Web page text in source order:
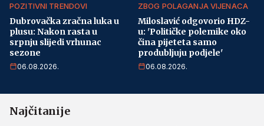
Najčitanije
POZITIVNI TRENDOVI
Dubrovačka zračna luka u
plusu: Nakon rasta u
srpnju slijedi vrhunac
sezone
06.08.2026.
ZBOG POLAGANJA VIJENACA
Miloslavić odgovorio HDZ-
u: 'Političke polemike oko
čina pijeteta samo
produbljuju podjele'
06.08.2026.